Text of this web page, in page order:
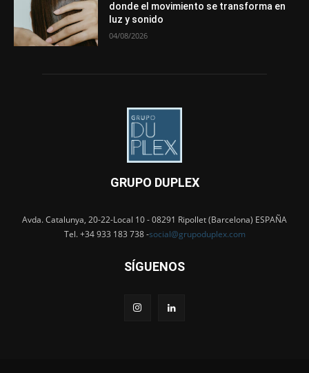
donde el movimiento se transforma en
luz y sonido
04/08/2026
GRUPO DUPLEX
Avda. Catalunya, 20-22-Local 10 - 08291 Ripollet (Barcelona) ESPAÑA
Tel. +34 933 183 738 -social@grupoduplex.com
SÍGUENOS